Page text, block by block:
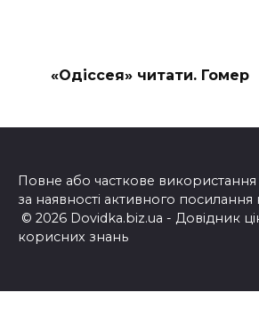
«Одіссея» читати. Гомер
Повне або часткове використання
за наявності активного посилання
© 2026 Dovidka.biz.ua - Довідник
корисних знань